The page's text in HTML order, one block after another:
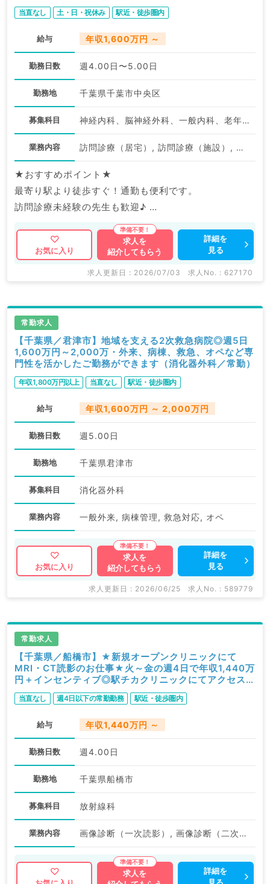
当直なし 土・日・祝休み 駅近・徒歩圏内
給与 年収1,600万円 ～
勤務日数 週4.00日〜5.00日
勤務地 千葉県千葉市中央区
募集科目 神経内科、脳神経外科、一般内科、老年内科、外科系全般、一般外科
業務内容 訪問診療（居宅）, 訪問診療（施設）, 訪問診療（居宅）
★おすすめポイント★
最寄り駅より徒歩すぐ！通勤も便利です。
訪問診療未経験の先生も歓迎♪
掲載情報以外にも産業医等の企業系求人も多数扱ってい
ます。
求人内容の詳細等はお気軽にお問合せ下さい。
お気に入り
求人を
紹介してもらう
詳細を
見る
求人更新日 : 2026/07/03 求人No. : 627170
常勤求人
【千葉県／君津市】地域を支える2次救急病院◎週5日
1,600万円～2,000万・外来、病棟、救急、オペなど専
門性を活かしたご勤務ができます（消化器外科／常勤）
年収1,800万円以上 当直なし 駅近・徒歩圏内
給与 年収1,600万円 ～ 2,000万円
勤務日数 週5.00日
勤務地 千葉県君津市
募集科目 消化器外科
業務内容 一般外来, 病棟管理, 救急対応, オペ
お気に入り
求人を
紹介してもらう
詳細を
見る
求人更新日 : 2026/06/25 求人No. : 589779
常勤求人
【千葉県／船橋市】★新規オープンクリニックにて
MRI・CT読影のお仕事★火～金の週4日で年収1,440万
円＋インセンティブ◎駅チカクリニックにてアクセス抜
群（放射線科／常勤）
当直なし 週4日以下の常勤勤務 駅近・徒歩圏内
給与 年収1,440万円 ～
勤務日数 週4.00日
勤務地 千葉県船橋市
募集科目 放射線科
業務内容 画像診断（一次読影）, 画像診断（二次読影）
求人を
詳細を